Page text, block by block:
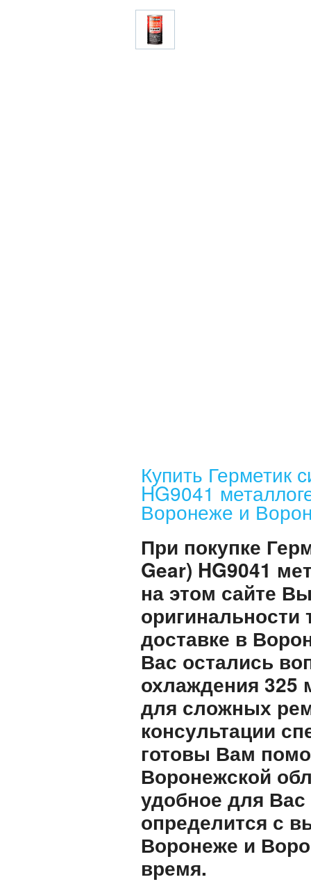
Купить Герметик
HG9041
Воронеже и
При покупке
Gear) HG9041
на этом сайте
оригинальности
доставке в
Вас остались
охлаждения 325
для сложных
консультации
готовы Вам
Воронежской
удобное для
определится с
Воронеже и
время.